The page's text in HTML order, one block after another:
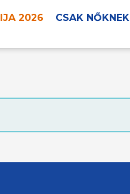
2026 CSAK NŐKNEK